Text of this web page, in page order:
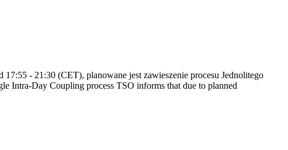
- 21:30 (CET), planowane jest zawieszenie procesu Jednolitego
Intra-Day Coupling process TSO informs that due to planned